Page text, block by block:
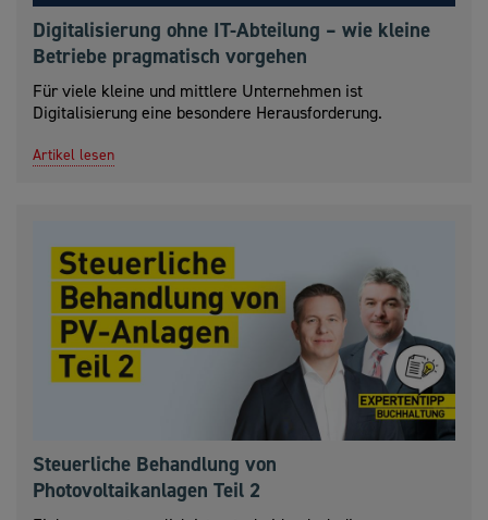
Digitalisierung ohne IT-Abteilung – wie kleine
Betriebe pragmatisch vorgehen
Für viele kleine und mittlere Unternehmen ist
Digitalisierung eine besondere Herausforderung.
Artikel lesen
Steuerliche Behandlung von
Photovoltaikanlagen Teil 2